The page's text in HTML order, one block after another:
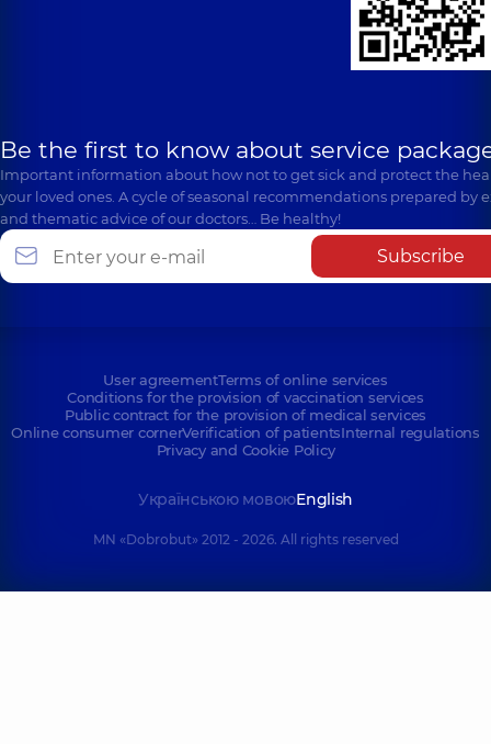
Be the first to know about service
Important information about how not to get sick and protect the
your loved ones. A cycle of seasonal recommendations prepared by
and thematic advice of our doctors… Be healthy!
Subscribe
User agreementTerms of online services
Conditions for the provision of vaccination services
Public contract for the provision of medical services
Online consumer cornerVerification of patientsInternal regulations
Privacy and Cookie Policy
Українською мовоюEnglish
MN «Dobrobut» 2012 - 2026. All rights reserved